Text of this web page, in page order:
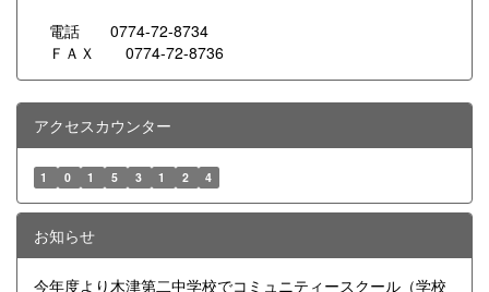
電話 0774-72-8734
ＦＡＸ 0774-72-8736
アクセスカウンター
1 0 1 5 3 1 2 4
お知らせ
今年度より木津第二中学校でコミュニティースクール（学校